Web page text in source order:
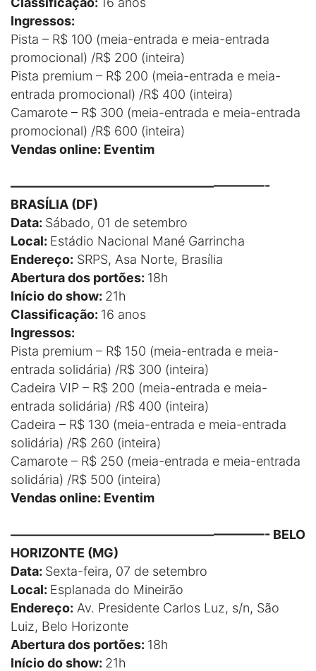
Ingressos:
Pista – R$ 100 (meia-entrada e meia-entrada
promocional) /R$ 200 (inteira)
Pista premium – R$ 200 (meia-entrada e meia-
entrada promocional) /R$ 400 (inteira)
Camarote – R$ 300 (meia-entrada e meia-entrada
promocional) /R$ 600 (inteira)
Vendas online: Eventim
————————————————————-
BRASÍLIA (DF)
Data: Sábado, 01 de setembro
Local: Estádio Nacional Mané Garrincha
Endereço: SRPS, Asa Norte, Brasília
Abertura dos portões: 18h
Início do show: 21h
Classificação: 16 anos
Ingressos:
Pista premium – R$ 150 (meia-entrada e meia-
entrada solidária) /R$ 300 (inteira)
Cadeira VIP – R$ 200 (meia-entrada e meia-
entrada solidária) /R$ 400 (inteira)
Cadeira – R$ 130 (meia-entrada e meia-entrada
solidária) /R$ 260 (inteira)
Camarote – R$ 250 (meia-entrada e meia-entrada
solidária) /R$ 500 (inteira)
Vendas online: Eventim
————————————————————- BELO
HORIZONTE (MG)
Data: Sexta-feira, 07 de setembro
Local: Esplanada do Mineirão
Endereço: Av. Presidente Carlos Luz, s/n, São
Luiz, Belo Horizonte
Abertura dos portões: 18h
Início do show: 21h